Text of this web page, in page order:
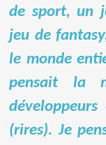
de sport, un
jeu de
le monde
pensait la
(rires). Je